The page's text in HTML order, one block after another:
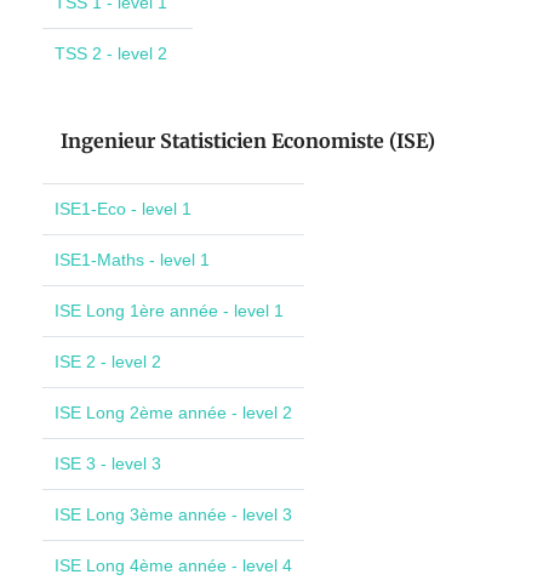
TSS 2 - level 2
Ingenieur Statisticien Economiste (ISE)
ISE1-Eco - level 1
ISE1-Maths - level 1
ISE Long 1ère année - level 1
ISE 2 - level 2
ISE Long 2ème année - level 2
ISE 3 - level 3
ISE Long 3ème année - level 3
ISE Long 4ème année - level 4